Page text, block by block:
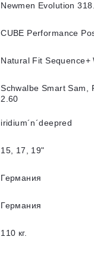
Newmen Evolution
CUBE Performance
Natural Fit Sequence+
Schwalbe Smart Sam,
2.60
iridium´n´deepred
15, 17, 19"
Германия
Германия
110 кг.